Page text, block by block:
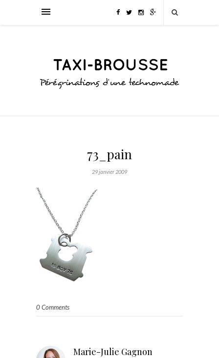
73_pain
29 janvier 2009
0 Comments
Marie-Julie Gagnon